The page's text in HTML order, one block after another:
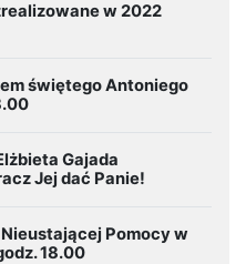
w 2022
świętego Antoniego
Gajada
Jej dać Panie!
Pomocy w
18.00